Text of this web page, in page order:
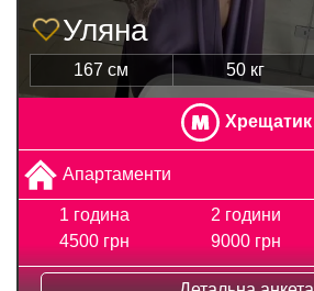
Уляна
167 см 50 кг
Хрещатик
Апартаменти
1 година
4500 грн
2 години
9000 грн